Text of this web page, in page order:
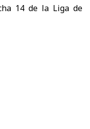
14 de la Liga de